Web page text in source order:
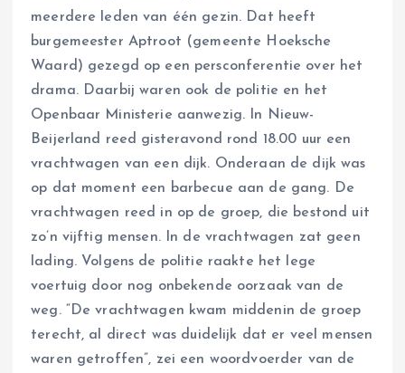
meerdere leden van één gezin. Dat heeft
burgemeester Aptroot (gemeente Hoeksche
Waard) gezegd op een persconferentie over het
drama. Daarbij waren ook de politie en het
Openbaar Ministerie aanwezig. In Nieuw-
Beijerland reed gisteravond rond 18.00 uur een
vrachtwagen van een dijk. Onderaan de dijk was
op dat moment een barbecue aan de gang. De
vrachtwagen reed in op de groep, die bestond uit
zo’n vijftig mensen. In de vrachtwagen zat geen
lading. Volgens de politie raakte het lege
voertuig door nog onbekende oorzaak van de
weg. “De vrachtwagen kwam middenin de groep
terecht, al direct was duidelijk dat er veel mensen
waren getroffen”, zei een woordvoerder van de